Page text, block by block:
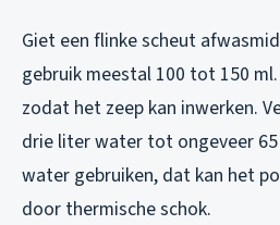
Giet een flinke scheut
gebruik meestal 100 tot 150
zodat het zeep kan inwerken.
drie liter water tot ongeveer
water gebruiken, dat kan het
door thermische schok.